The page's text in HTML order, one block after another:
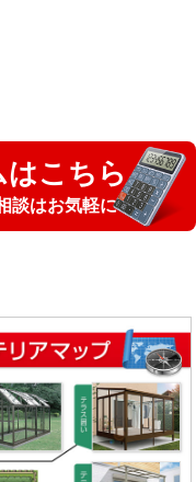
はこちら
談はお気軽に